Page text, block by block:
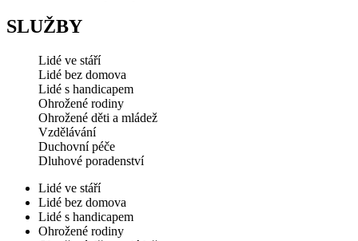
SLUŽBY
Lidé ve stáří
Lidé bez domova
Lidé s handicapem
Ohrožené rodiny
Ohrožené děti a mládež
Vzdělávání
Duchovní péče
Dluhové poradenství
Lidé ve stáří
Lidé bez domova
Lidé s handicapem
Ohrožené rodiny